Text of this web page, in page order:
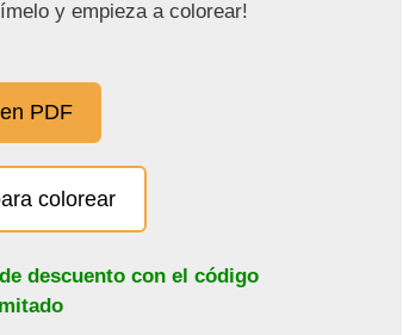
y empieza a colorear!
PDF
colorear
descuento con el código